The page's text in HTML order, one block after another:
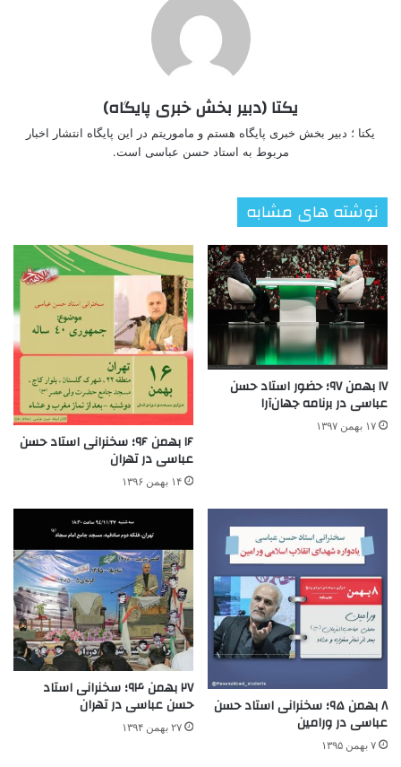
یکتا (دبیر بخش خبری پایگاه)
یکتا ؛ دبیر بخش خبری پایگاه هستم و ماموریتم در این پایگاه انتشار اخبار
مربوط به استاد حسن عباسی است.
نوشته های مشابه
۱۷ بهمن ۹۷؛ حضور استاد حسن
عباسی در برنامه جهان‌آرا
۱۷ بهمن ۱۳۹۷
۱۶ بهمن ۹۶؛ سخنرانی استاد حسن
عباسی در تهران
۱۴ بهمن ۱۳۹۶
۸ بهمن ۹۵؛ سخنرانی استاد حسن
عباسی در ورامین
۷ بهمن ۱۳۹۵
۲۷ بهمن ۹۴؛ سخنرانی استاد
حسن عباسی در تهران
۲۷ بهمن ۱۳۹۴